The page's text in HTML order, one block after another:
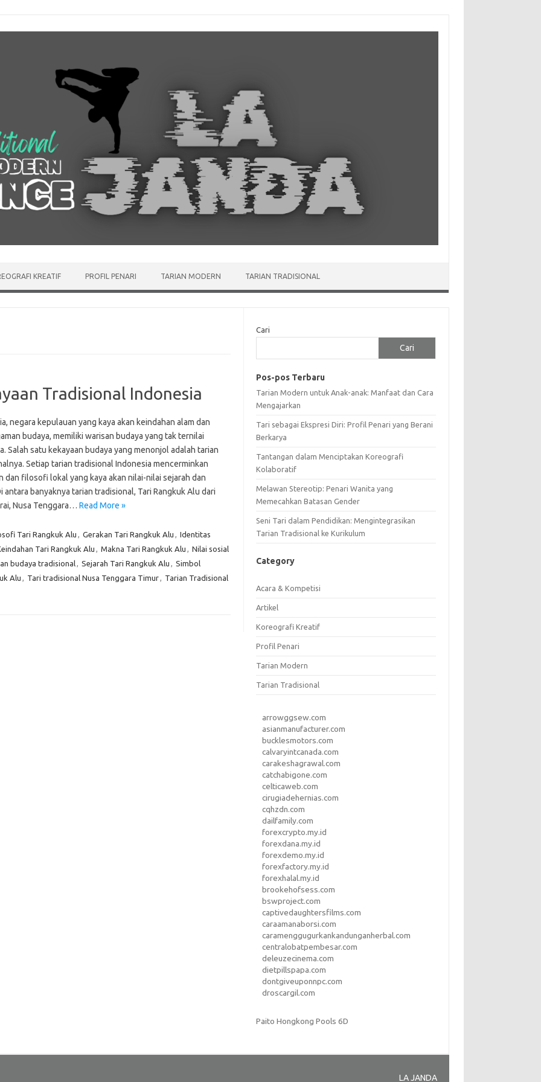
KREATIF PROFIL PENARI TARIAN MODERN TARIAN TRADISIONAL
Tradisional Indonesia
negara kepulauan yang kaya akan keindahan alam dan
budaya, memiliki warisan budaya yang tak ternilai
Salah satu kekayaan budaya yang menonjol adalah tarian
Setiap tarian tradisional Indonesia mencerminkan
dan filosofi lokal yang kaya akan nilai-nilai sejarah dan
antara banyaknya tarian tradisional, Tari Rangkuk Alu dari
Nusa Tenggara… Read More »
Tari Rangkuk Alu , Gerakan Tari Rangkuk Alu , Identitas
Tari Rangkuk Alu , Makna Tari Rangkuk Alu , Nilai sosial
budaya tradisional, Sejarah Tari Rangkuk Alu , Simbol
Alu , Tari tradisional Nusa Tenggara Timur, Tarian Tradisional
Cari
Cari
Pos-pos Terbaru
Tarian Modern untuk Anak-anak: Manfaat dan Cara
Mengajarkan
Tari sebagai Ekspresi Diri: Profil Penari yang Berani
Berkarya
Tantangan dalam Menciptakan Koreografi
Kolaboratif
Melawan Stereotip: Penari Wanita yang
Memecahkan Batasan Gender
Seni Tari dalam Pendidikan: Mengintegrasikan
Tarian Tradisional ke Kurikulum
Category
Acara & Kompetisi
Artikel
Koreografi Kreatif
Profil Penari
Tarian Modern
Tarian Tradisional
arrowggsew.com
asianmanufacturer.com
bucklesmotors.com
calvaryintcanada.com
carakeshagrawal.com
catchabigone.com
celticaweb.com
cirugiadehernias.com
cqhzdn.com
dailfamily.com
forexcrypto.my.id
forexdana.my.id
forexdemo.my.id
forexfactory.my.id
forexhalal.my.id
brookehofsess.com
bswproject.com
captivedaughtersfilms.com
caraamanaborsi.com
caramenggugurkankandunganherbal.com
centralobatpembesar.com
deleuzecinema.com
dietpillspapa.com
dontgiveuponnpc.com
droscargil.com
Paito Hongkong Pools 6D
LA JANDA